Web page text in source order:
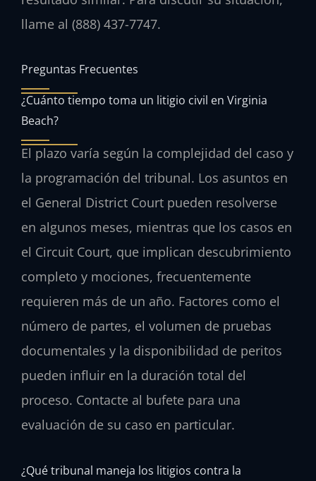
llame al (888) 437-7747.
Preguntas Frecuentes
¿Cuánto tiempo toma un litigio civil en Virginia
Beach?
El plazo varía según la complejidad del caso y
la programación del tribunal. Los asuntos en
el General District Court pueden resolverse
en algunos meses, mientras que los casos en
el Circuit Court, que implican descubrimiento
completo y mociones, frecuentemente
requieren más de un año. Factores como el
número de partes, el volumen de pruebas
documentales y la disponibilidad de peritos
pueden influir en la duración total del
proceso. Contacte al bufete para una
evaluación de su caso en particular.
¿Qué tribunal maneja los litigios contra la